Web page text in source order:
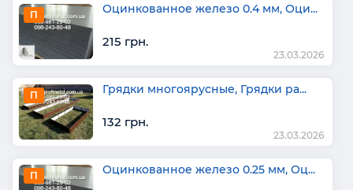
П Оцинкованное железо 0.4 мм, Оци...
215 грн.
23.03.2026
П Грядки многоярусные, Грядки ра...
132 грн.
23.03.2026
П Оцинкованное железо 0.25 мм, Оц...